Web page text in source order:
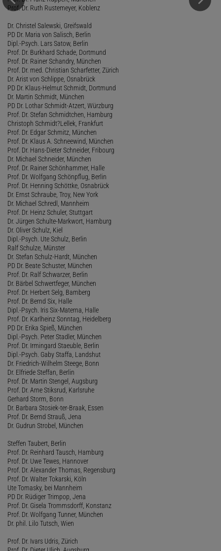
Prof. Dr. Ruth Rustemeyer, Koblenz
Dr. Christel Salewski, Greifswald
PD Dr. Maria von Salisch, Berlin
Dipl.-Psych. Lars Satow, Berlin
Prof. Dr. Burkhard Schade, Dortmund
Prof. Dr. Rainer Schandry, München
Prof. Dr. med. Christian Scharfetter, Zürich
Dr. Arist von Schlippe, Osnabrück
PD Dr. Klaus-Helmut Schmidt, Dortmund
Dr. Martin Schmidt, München
PD Dr. Lothar Schmidt-Atzert, Würzburg
Prof. Dr. Stefan Schmidtchen, Hamburg
Christoph Schmidt?Lellek, Frankfurt
Prof. Dr. Edgar Schmitz, München
Prof. Dr. Klaus A. Schneewind, München
Prof. Dr. Hans-Dieter Schneider, Fribourg
Dr. Michael Schneider, München
Prof. Dr. Rainer Schönhammer, Halle
Prof. Dr. Wolfgang Schönpflug, Berlin
Prof. Dr. Henning Schöttke, Osnabrück
Dr. Ernst Schraube, Troy, New York
Dr. Michael Schredl, Mannheim
Prof. Dr. Heinz Schuler, Stuttgart
Dr. Jürgen Schulte-Markwort, Hamburg
Dr. Oliver Schulz, Kiel
Dipl.-Psych. Ute Schulz, Berlin
Ralf Schulze, Münster
Dr. Stefan Schulz-Hardt, München
PD Dr. Beate Schuster, München
Prof. Dr. Ralf Schwarzer, Berlin
Dr. Bärbel Schwertfeger, München
Prof. Dr. Herbert Selg, Bamberg
Prof. Dr. Bernd Six, Halle
Dipl.-Psych. Iris Six-Materna, Halle
Prof. Dr. Karlheinz Sonntag, Heidelberg
PD Dr. Erika Spieß, München
Dipl.-Psych. Peter Stadler, München
Prof. Dr. Irmingard Staeuble, Berlin
Dipl.-Psych. Gaby Staffa, Landshut
Dr. Friedrich-Wilhelm Steege, Bonn
Dr. Elfriede Steffan, Berlin
Prof. Dr. Martin Stengel, Augsburg
Prof. Dr. Arne Stiksrud, Karlsruhe
Gerhard Storm, Bonn
Dr. Barbara Stosiek-ter-Braak, Essen
Prof. Dr. Bernd Strauß, Jena
Dr. Gudrun Strobel, München
Steffen Taubert, Berlin
Prof. Dr. Reinhard Tausch, Hamburg
Prof. Dr. Uwe Tewes, Hannover
Prof. Dr. Alexander Thomas, Regensburg
Prof. Dr. Walter Tokarski, Köln
Ute Tomasky, bei Mannheim
PD Dr. Rüdiger Trimpop, Jena
Prof. Dr. Gisela Trommsdorff, Konstanz
Prof. Dr. Wolfgang Tunner, München
Dr. phil. Lilo Tutsch, Wien
Prof. Dr. Ivars Udris, Zürich